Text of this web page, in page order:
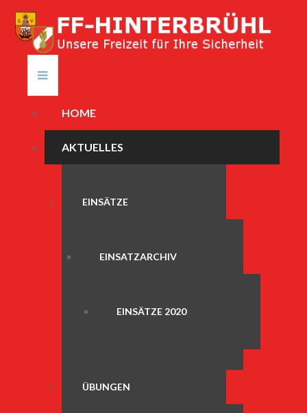
HOME
AKTUELLES
EINSÄTZE
EINSATZARCHIV
EINSÄTZE 2020
ÜBUNGEN